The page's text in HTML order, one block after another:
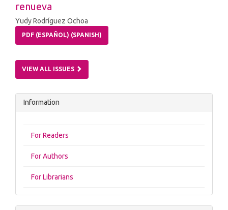
renueva
Yudy Rodríguez Ochoa
PDF (ESPAÑOL) (SPANISH)
VIEW ALL ISSUES
Information
For Readers
For Authors
For Librarians